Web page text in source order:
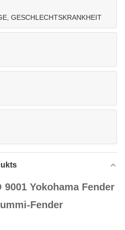
GESCHLECHTSKRANKHEIT
9001 Yokohama Fender
Fender